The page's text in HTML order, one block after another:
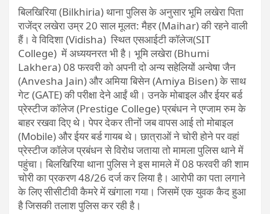
बिलखिरिया (Bilkhiria) थाना पुलिस के अनुसार भूमि लखेरा पिता
राजेंद्र लखेरा उम्र 20 साल मूलत: मैहर (Maihar) की रहने वाली
हैं। वे विदिशा (Vidisha) स्थित एसआईटी कॉलेज(SIT
College) में अध्ययनरत भी है। भूमि लखेरा (Bhumi
Lakhera) 08 फरवरी को अपनी दो अन्य सहेलियों अन्वेषा जैन
(Anvesha Jain) और अमिया बिसेन (Amiya Bisen) के साथ
गेट (GATE) की परीक्षा देने आईं थी। उनके मोबाइल और ईयर बर्ड
प्रेस्टीज कॉलेज (Prestige College) प्रबंधन ने एग्जाम रुम के
बाहर रखवा दिए थे। पेपर देकर तीनों जब वापस आई तो मोबाइल
(Mobile) और ईयर बर्ड गायब थे। छात्राओं ने चोरी होने पर वहां
प्रेस्टीज कॉलेज प्रबंधन से विरोध जताया तो मामला पुलिस थाने में
पहुंचा। बिलखिरिया थाना पुलिस ने इस मामले में 08 फरवरी की शाम
चोरी का प्रकरण 48/26 दर्ज कर लिया है। आरोपी का पता लगाने
के लिए सीसीटीवी कैमरे में खंगाला गया। जिसमें एक युवक कैद हुआ
है जिसकी तलाश पुलिस कर रही है।